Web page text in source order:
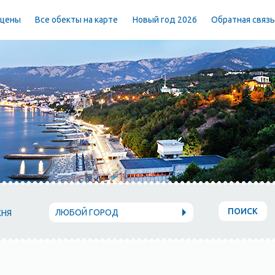
Все обекты на карте Новый год 2026 Обратная связь
ЛЮБОЙ ГОРОД ПОИСК